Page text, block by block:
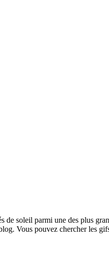
soleil parmi une des plus
Vous pouvez chercher les